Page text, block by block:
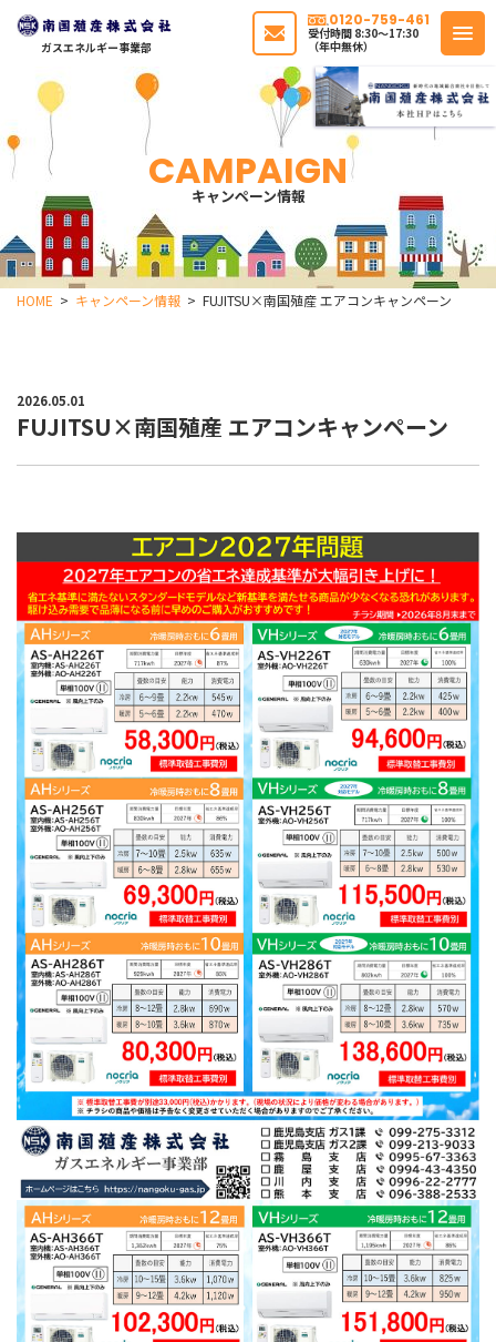
ガスエネルギー事業部
0120-759-461
受付時間 8:30〜17:30
（年中無休）
CAMPAIGN
キャンペーン情報
HOME キャンペーン情報 FUJITSU×南国殖産 エアコンキャンペーン
2026.05.01
FUJITSU×南国殖産 エアコンキャンペーン